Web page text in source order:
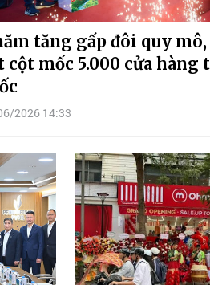
tăng gấp đôi quy
cột mốc 5.000 cửa hàng
2026 14:33